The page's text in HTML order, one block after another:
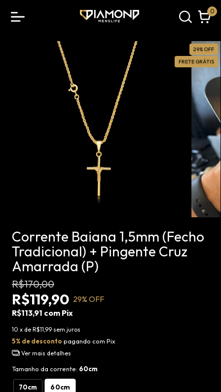
0
29% OFF
FRETE GRÁTIS
Corrente Baiana 1,5mm (Fecho
Tradicional) + Pingente Cruz
Amarrada (P)
R$170,00
R$119,90 29% OFF
R$113,91 com Pix
10 x de R$11,99 sem juros
5% de desconto pagando com Pix
Ver mais detalhes
Tamanho da corrente: 60cm
70cm 60cm